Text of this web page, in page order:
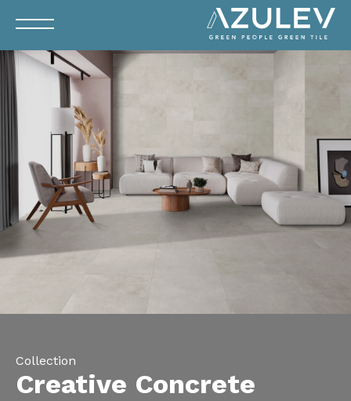
Collection
Creative Concrete